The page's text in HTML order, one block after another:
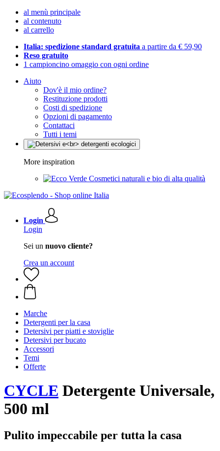
al menù principale
al contenuto
al carrello
Italia: spedizione standard gratuita a partire da € 59,90
Reso gratuito
1 campioncino omaggio con ogni ordine
Aiuto
Dov'è il mio ordine?
Restituzione prodotti
Costi di spedizione
Opzioni di pagamento
Contattaci
Tutti i temi
More inspiration
Cosmetici naturali e bio di alta qualità
Login
Login
Sei un nuovo cliente?
Crea un account
Marche
Detergenti per la casa
Detersivi per piatti e stoviglie
Detersivi per bucato
Accessori
Temi
Offerte
CYCLE Detergente Universale,
500 ml
Pulito impeccabile per tutta la casa